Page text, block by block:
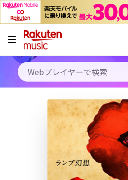
キャンペーン
料金プラン
使い方
初回30日間無料お試し